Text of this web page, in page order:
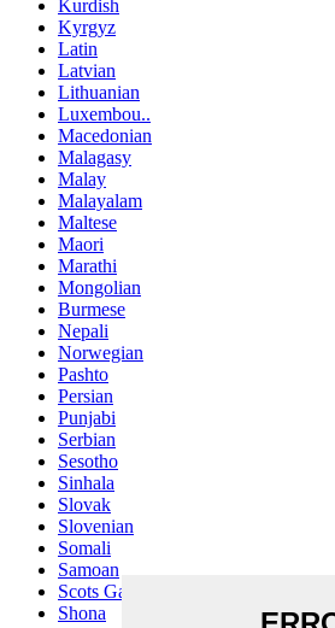
Kurdish
Kyrgyz
Latin
Latvian
Lithuanian
Luxembou..
Macedonian
Malagasy
Malay
Malayalam
Maltese
Maori
Marathi
Mongolian
Burmese
Nepali
Norwegian
Pashto
Persian
Punjabi
Serbian
Sesotho
Sinhala
Slovak
Slovenian
Somali
Samoan
Scots Gaelic
Shona